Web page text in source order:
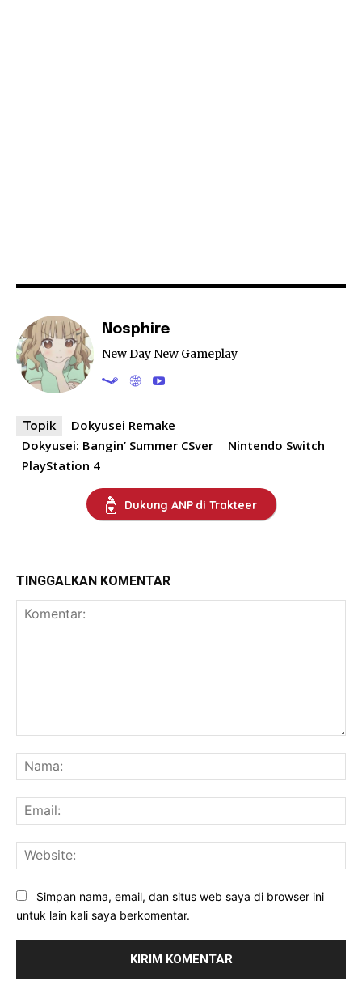
Nosphire
New Day New Gameplay
Topik
Dokyusei Remake
Dokyusei: Bangin’ Summer CSver
Nintendo Switch
PlayStation 4
Dukung ANP di Trakteer
TINGGALKAN KOMENTAR
Simpan nama, email, dan situs web saya di browser ini
untuk lain kali saya berkomentar.